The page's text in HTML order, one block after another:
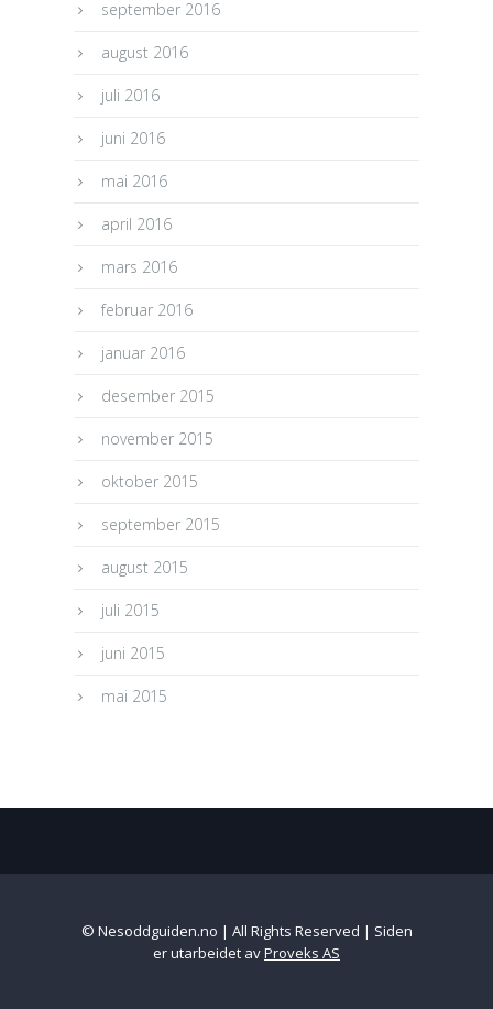
september 2016
august 2016
juli 2016
juni 2016
mai 2016
april 2016
mars 2016
februar 2016
januar 2016
desember 2015
november 2015
oktober 2015
september 2015
august 2015
juli 2015
juni 2015
mai 2015
© Nesoddguiden.no | All Rights Reserved | Siden
er utarbeidet avProveks AS